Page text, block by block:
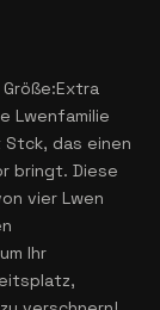
Größe:Extra
Lwenfamilie
Stck, das einen
bringt. Diese
vier Lwen
Ihr